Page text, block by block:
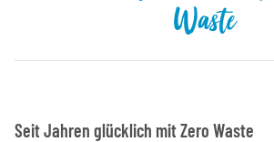
Waste
Seit Jahren glücklich mit Zero Waste